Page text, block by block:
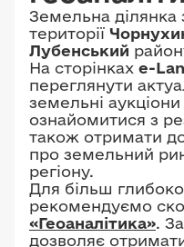
Земельна ділянка
території
Лубенський
На сторінках e-
переглянути
земельні аукціони
ознайомитися з
також отримати
про земельний
регіону.
Для більш
рекомендуємо
«Геоаналітика».
дозволяє